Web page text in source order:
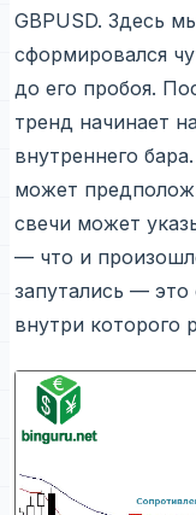
GBPUSD. Здесь
сформировался
до его пробоя.
тренд начинает
внутреннего
может
свечи может
— что и
запутались —
внутри которого